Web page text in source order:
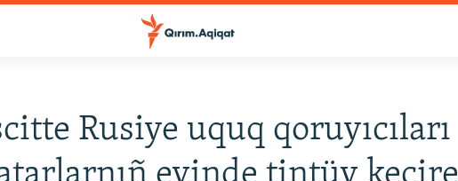
Rusiye uquq qoruyıcıları